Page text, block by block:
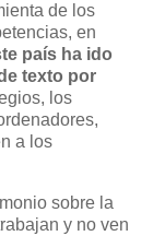
de los
en
país ha ido
texto por
los
a los
sobre la
y no ven